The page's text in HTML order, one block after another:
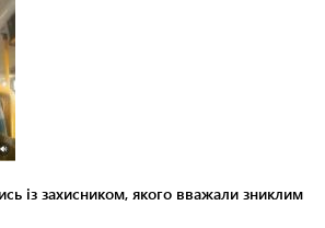
із захисником, якого вважали зниклим